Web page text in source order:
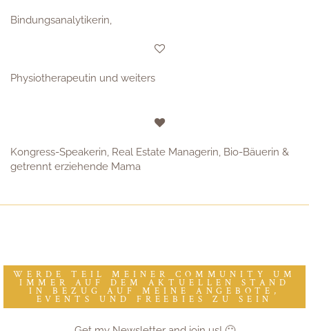
Bindungsanalytikerin,
Physiotherapeutin und weiters
Kongress-Speakerin, Real Estate Managerin, Bio-Bäuerin &
getrennt erziehende Mama
WERDE TEIL MEINER COMMUNITY UM
IMMER AUF DEM AKTUELLEN STAND
IN BEZUG AUF MEINE ANGEBOTE,
EVENTS UND FREEBIES ZU SEIN